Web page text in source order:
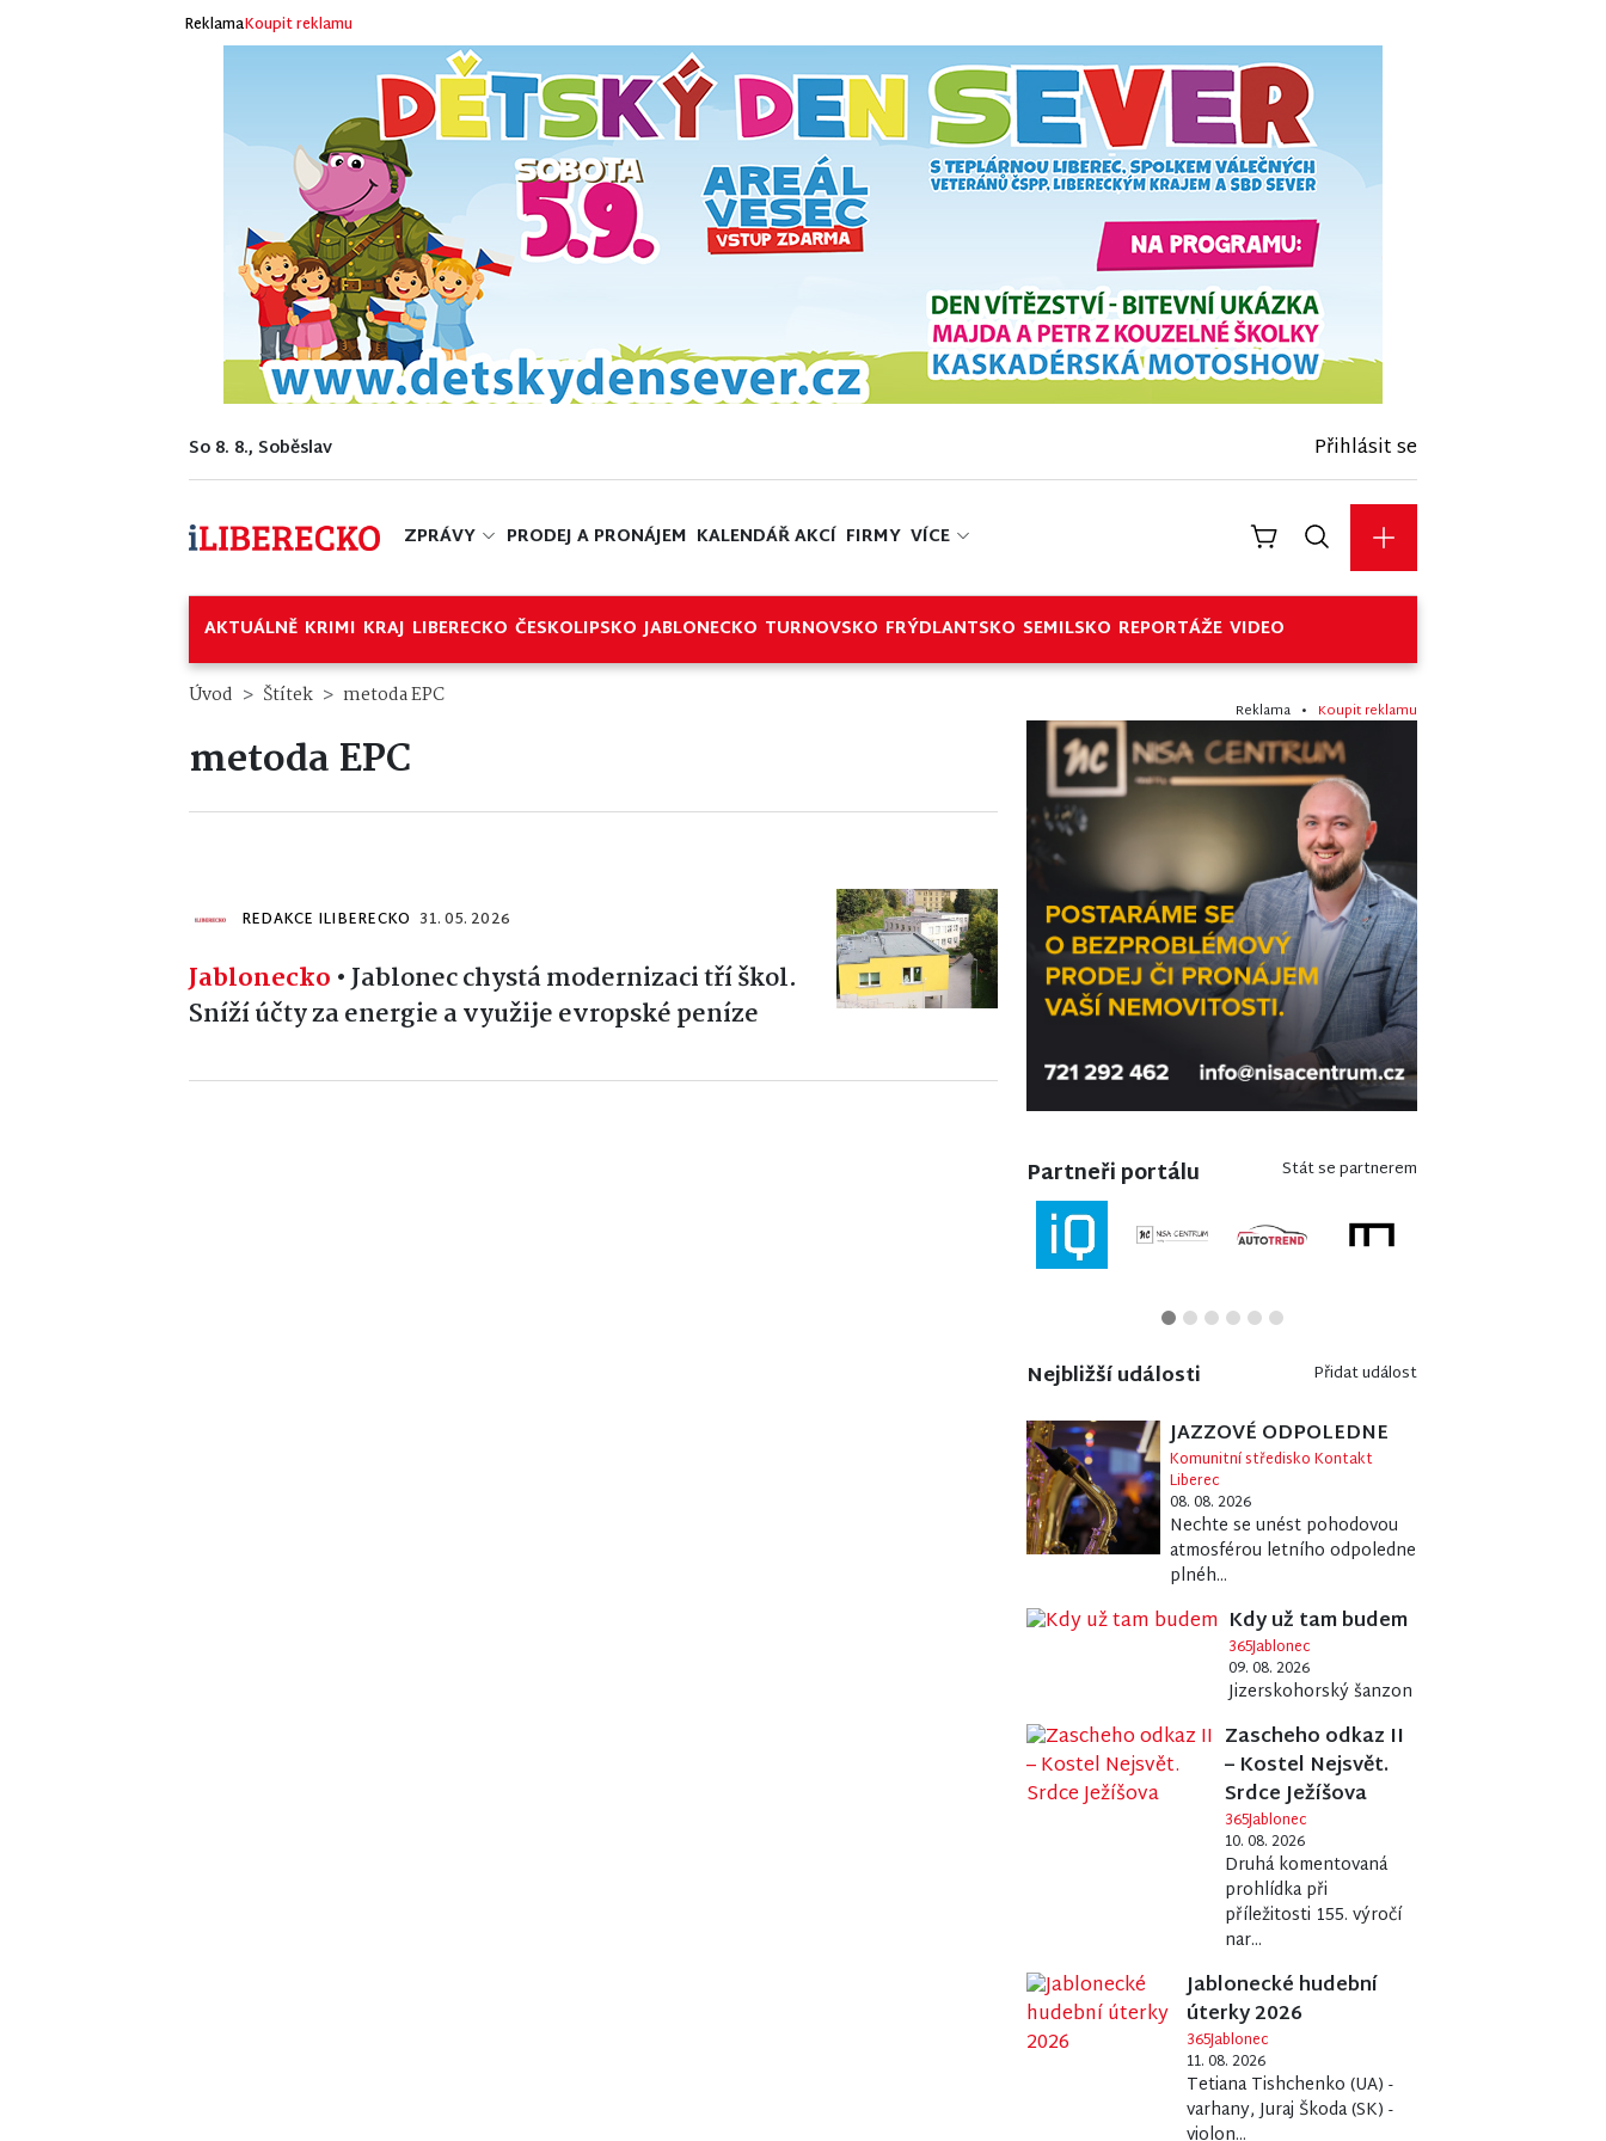
ReklamaKoupit reklamu
So 8. 8., Soběslav Přihlásit se
ZPRÁVY PRODEJ A PRONÁJEM KALENDÁŘ AKCÍ FIRMY VÍCE
AKTUÁLNĚ KRIMI KRAJ LIBERECKO ČESKOLIPSKO JABLONECKO TURNOVSKO FRÝDLANTSKO SEMILSKO REPORTÁŽE VIDEO
Úvod Štítek metoda EPC
metoda EPC
REDAKCE ILIBERECKO 31. 05. 2026
Jablonecko •Jablonec chystá modernizaci tří škol.
Sníží účty za energie a využije evropské peníze
Reklama • Koupit reklamu
Partneři portálu Stát se partnerem
Nejbližší události Přidat událost
JAZZOVÉ ODPOLEDNE
Komunitní středisko Kontakt
Liberec
08. 08. 2026
Nechte se unést pohodovou
atmosférou letního odpoledne
plnéh...
Kdy už tam budem
365Jablonec
09. 08. 2026
Jizerskohorský šanzon
Zascheho odkaz II
– Kostel Nejsvět.
Srdce Ježíšova
365Jablonec
10. 08. 2026
Druhá komentovaná
prohlídka při
příležitosti 155. výročí
nar...
Jablonecké hudební
úterky 2026
365Jablonec
11. 08. 2026
Tetiana Tishchenko (UA) -
varhany, Juraj Škoda (SK) -